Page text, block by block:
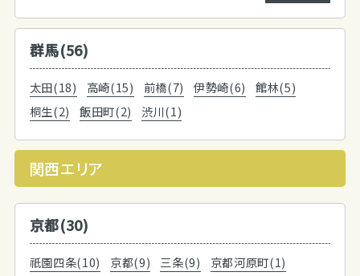
群馬(56)
太田(18) 高崎(15) 前橋(7) 伊勢崎(6)
館林(5)
桐生(2)
飯田町(2) 渋川(1)
関西エリア
京都(30)
祇園四条(10) 京都(9) 三条(9)
京都河原町(1)